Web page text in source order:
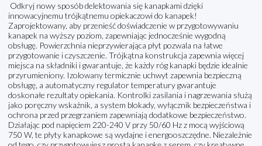
Odkryj nowy sposób delektowania się kanapkami dzięki
innowacyjnemu trójkątnemu opiekaczowi do kanapek!
Zaprojektowany, aby przenieść doświadczenie w przygotowywaniu
kanapek na wyższy poziom, zapewniając jednocześnie wygodną
obsługę. Powierzchnia nieprzywierająca płyt pozwala na łatwe
przygotowanie i czyszczenie. Trójkątna konstrukcja zapewnia więcej
miejsca na składniki i gwarantuje, że każdy róg kanapki będzie idealnie
przyrumieniony. Izolowany termicznie uchwyt zapewnia bezpieczną
obsługę, a automatyczny regulator temperatury gwarantuje
doskonałe rezultaty opiekania. Kontrolki zasilania i nagrzewania służą
jako poręczny wskaźnik, a system blokady, wyłącznik bezpieczeństwa i
ochrona przed przegrzaniem zapewniają dodatkowe bezpieczeństwo.
Działając pod napięciem 220-240 V przy 50/60 Hz z mocą wyjściową
750 W, te płyty kanapkowe są wydajne i energooszczędne. Niezależnie